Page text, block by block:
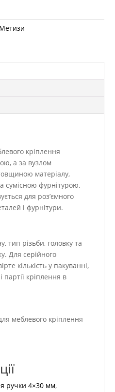
Метизи
кріплення
а за вузлом
матеріалу,
сумісною фурнітурою.
для роз’ємного
і фурнітури.
тип різьби, головку та
Для серійного
кількість у пакуванні,
кріплення в
меблевого кріплення
ручки 4×30 мм,